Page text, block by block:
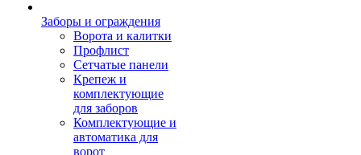
Заборы и ограждения
Ворота и калитки
Профлист
Сетчатые панели
Крепеж и
комплектующие
для заборов
Комплектующие и
автоматика для
ворот